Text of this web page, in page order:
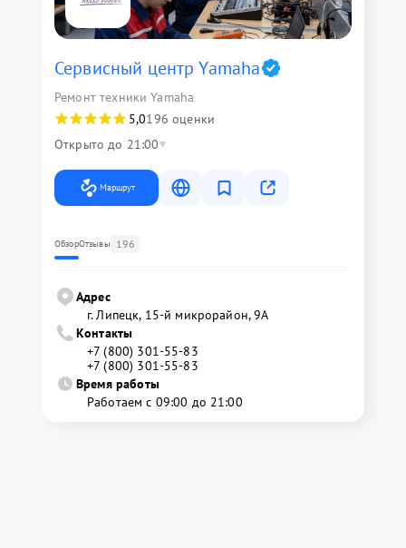
Сервисный центр Yamaha
Ремонт техники Yamaha
5,0196 оценки
Открыто до 21:00
Маршрут
ОбзорОтзывы 196
Адрес
г. Липецк, 15-й микрорайон, 9А
Контакты
+7 (800) 301-55-83
+7 (800) 301-55-83
Время работы
Работаем с 09:00 до 21:00